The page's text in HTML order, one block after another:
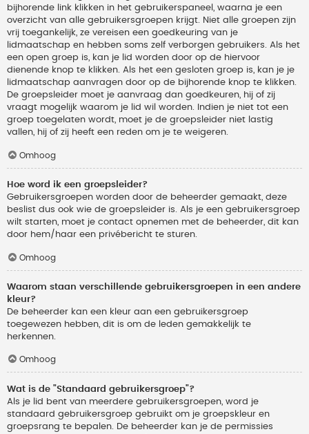
bijhorende link klikken in het gebruikerspaneel, waarna je een
overzicht van alle gebruikersgroepen krijgt. Niet alle groepen zijn
vrij toegankelijk, ze vereisen een goedkeuring van je
lidmaatschap en hebben soms zelf verborgen gebruikers. Als het
een open groep is, kan je lid worden door op de hiervoor
dienende knop te klikken. Als het een gesloten groep is, kan je je
lidmaatschap aanvragen door op de bijhorende knop te klikken.
De groepsleider moet je aanvraag dan goedkeuren, hij of zij
vraagt mogelijk waarom je lid wil worden. Indien je niet tot een
groep toegelaten wordt, moet je de groepsleider niet lastig
vallen, hij of zij heeft een reden om je te weigeren.
Omhoog
Hoe word ik een groepsleider?
Gebruikersgroepen worden door de beheerder gemaakt, deze
beslist dus ook wie de groepsleider is. Als je een gebruikersgroep
wilt starten, moet je contact opnemen met de beheerder, dit kan
door hem/haar een privébericht te sturen.
Omhoog
Waarom staan verschillende gebruikersgroepen in een andere
kleur?
De beheerder kan een kleur aan een gebruikersgroep
toegewezen hebben, dit is om de leden gemakkelijk te
herkennen.
Omhoog
Wat is de "Standaard gebruikersgroep"?
Als je lid bent van meerdere gebruikersgroepen, word je
standaard gebruikersgroep gebruikt om je groepskleur en
groepsrang te bepalen. De beheerder kan je de permissies